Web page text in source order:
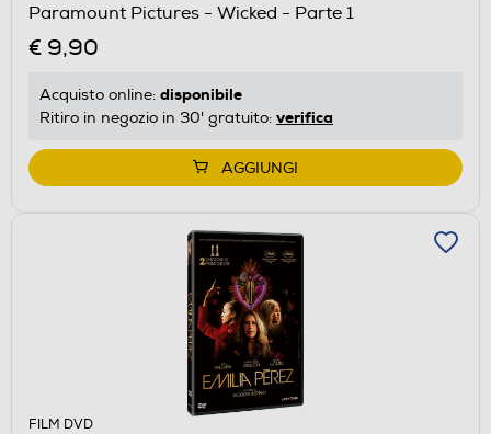
Paramount Pictures - Wicked - Parte 1
€ 9,90
Acquisto online: disponibile
Ritiro in negozio in 30' gratuito: verifica
AGGIUNGI
FILM DVD